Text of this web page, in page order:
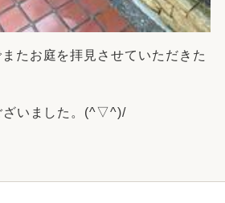
たお庭を拝見させていただきた
いました。(^▽^)/